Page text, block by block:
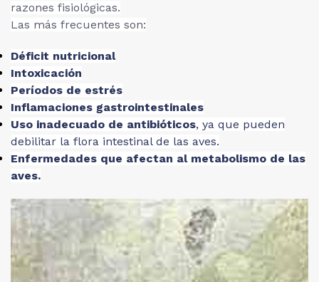
razones fisiológicas.
Las más frecuentes son:
Déficit nutricional
Intoxicación
Períodos de estrés
Inflamaciones gastrointestinales
Uso inadecuado de antibióticos, ya que pueden
debilitar la flora intestinal de las aves.
Enfermedades que afectan al metabolismo de las
aves.